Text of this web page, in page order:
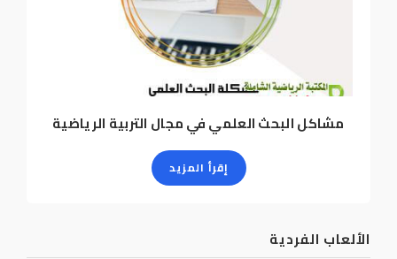
مشاكل البحث العلمي في مجال التربية الرياضية
إقرأ المزيد
الألعاب الفردية